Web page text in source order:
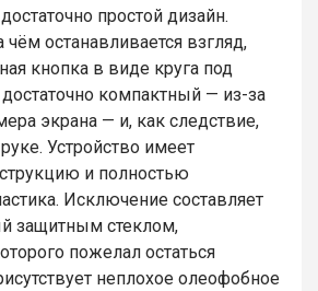
простой дизайн.
чём останавливается взгляд,
кнопка в виде круга под
достаточно компактный — из-за
экрана — и, как следствие,
Устройство имеет
и полностью
Исключение составляет
защитным стеклом,
пожелал остаться
неплохое олеофобное